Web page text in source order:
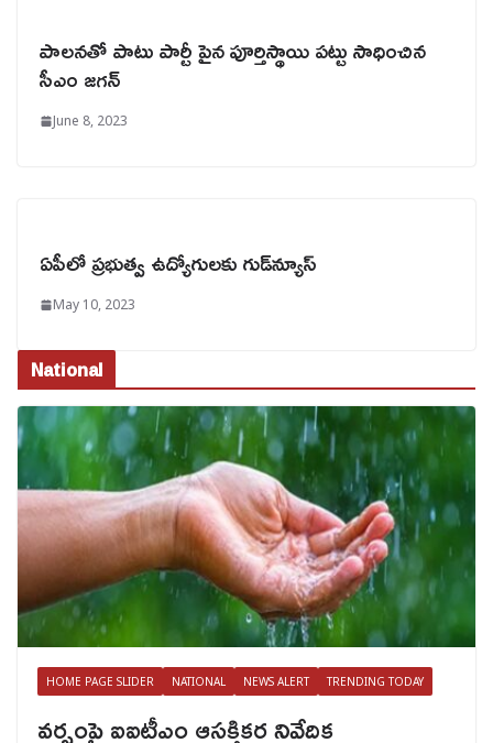
పాలనతో పాటు పార్టీ పైన పూర్తిస్థాయి పట్టు సాధించిన
సీఎం జగన్
June 8, 2023
ఏపీలో ప్రభుత్వ ఉద్యోగులకు గుడ్‌న్యూస్
May 10, 2023
National
HOME PAGE SLIDER NATIONAL NEWS ALERT TRENDING TODAY
వర్షంపై ఐఐటీఎం ఆసక్తికర నివేదిక